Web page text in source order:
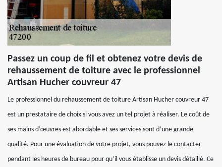
Passez un coup de fil et obtenez votre devis de
rehaussement de toiture avec le professionnel
Artisan Hucher couvreur 47
Le professionnel du rehaussement de toiture Artisan Hucher couvreur 47
est un prestataire de choix si vous avez un tel projet à réaliser. Le coût de
ses mains d’œuvres est abordable et ses services sont d’une grande
qualité. Pour une évaluation de votre projet, vous pouvez le contacter
pendant les heures de bureau pour qu’il vous établisse un devis détaillé. Ce